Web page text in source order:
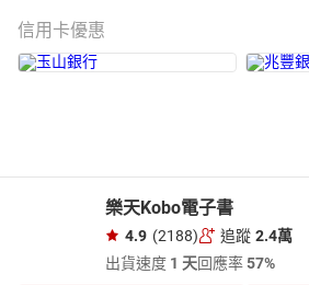
信用卡優惠
樂天Kobo電子書
4.9 (2188) 追蹤 2.4萬
出貨速度 1 天回應率57%